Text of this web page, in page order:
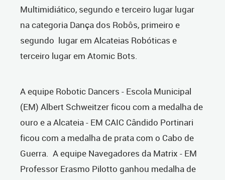
Multimidiático, segundo e terceiro lugar lugar
na categoria Dança dos Robôs, primeiro e
segundo lugar em Alcateias Robóticas e
terceiro lugar em Atomic Bots.
A equipe Robotic Dancers - Escola Municipal
(EM) Albert Schweitzer ficou com a medalha de
ouro e a Alcateia - EM CAIC Cândido Portinari
ficou com a medalha de prata com o Cabo de
Guerra. A equipe Navegadores da Matrix - EM
Professor Erasmo Pilotto ganhou medalha de